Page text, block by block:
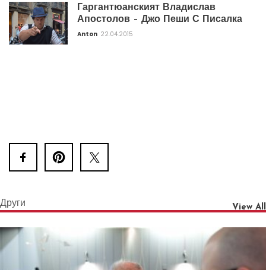
Гаргантюанският Владислав
Апостолов – Джо Пеши С Писалка
Anton 22.04.2015
Други View All